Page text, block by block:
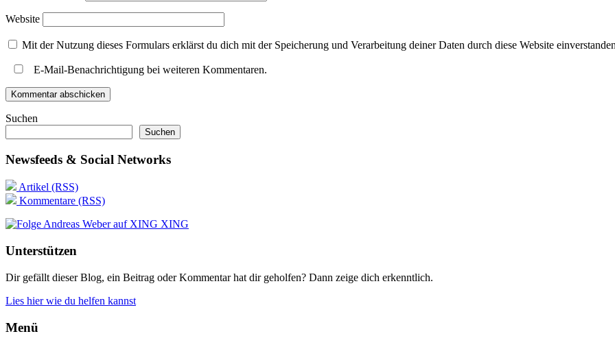
Website
Mit der Nutzung dieses Formulars erklärst du dich mit der Speicherung und Verarbeitung deiner Daten durch diese Website
E-Mail-Benachrichtigung bei weiteren Kommentaren.
Suchen
Suchen
Newsfeeds & Social Networks
Artikel (RSS)
Kommentare (RSS)
XING
Unterstützen
Dir gefällt dieser Blog, ein Beitrag oder Kommentar hat dir geholfen? Dann zeige dich erkenntlich.
Lies hier wie du helfen kannst
Menü